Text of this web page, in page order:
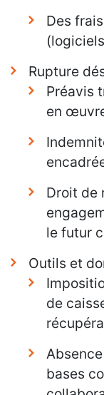
Des
Rupture
Préavis
en
Droit de
le futur
Outils et
de
bases